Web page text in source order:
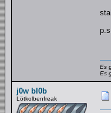
Es
Es
j0w bl0b
Lötkolbenfreak